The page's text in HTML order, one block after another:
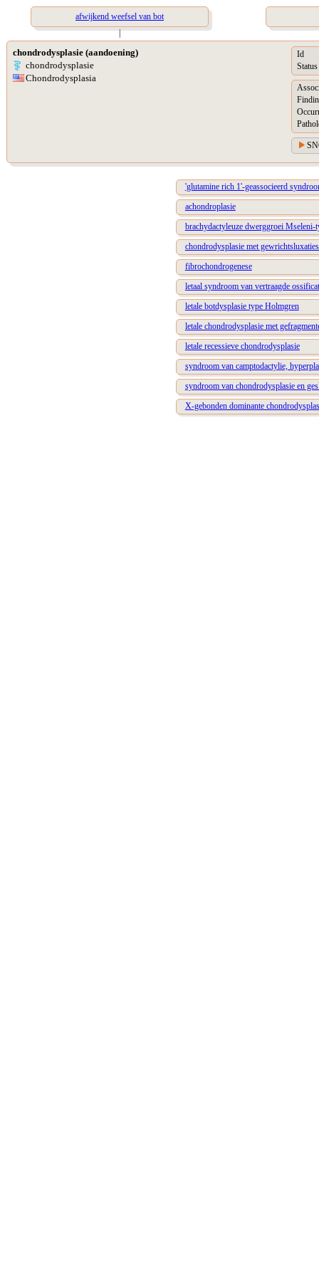
afwijkend weefsel van bot
|
chondrodysplasie (aandoening)
chondrodysplasie
Chondrodysplasia
Id
Status
'glutamine rich 1'-geassocieerd
achondroplasie
brachydactyleuze dwerggroei Mseleni-
chondrodysplasie met
fibrochondrogenese
letaal syndroom van vertraagde
letale botdysplasie type Holmgren
letale chondrodysplasie met
letale recessieve chondrodysplasie
syndroom van camptodactylie,
syndroom van chondrodysplasie en
X-gebonden dominante